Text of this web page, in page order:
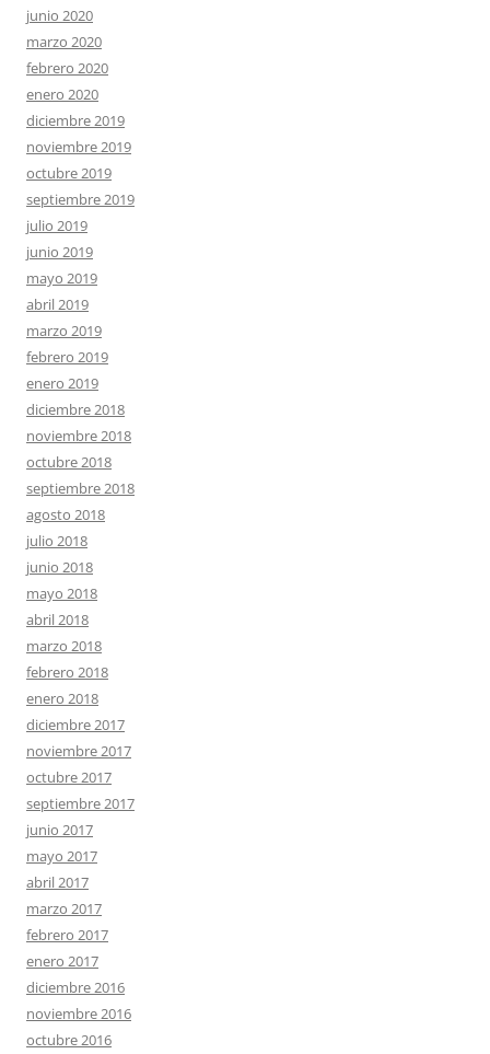
junio 2020
marzo 2020
febrero 2020
enero 2020
diciembre 2019
noviembre 2019
octubre 2019
septiembre 2019
julio 2019
junio 2019
mayo 2019
abril 2019
marzo 2019
febrero 2019
enero 2019
diciembre 2018
noviembre 2018
octubre 2018
septiembre 2018
agosto 2018
julio 2018
junio 2018
mayo 2018
abril 2018
marzo 2018
febrero 2018
enero 2018
diciembre 2017
noviembre 2017
octubre 2017
septiembre 2017
junio 2017
mayo 2017
abril 2017
marzo 2017
febrero 2017
enero 2017
diciembre 2016
noviembre 2016
octubre 2016